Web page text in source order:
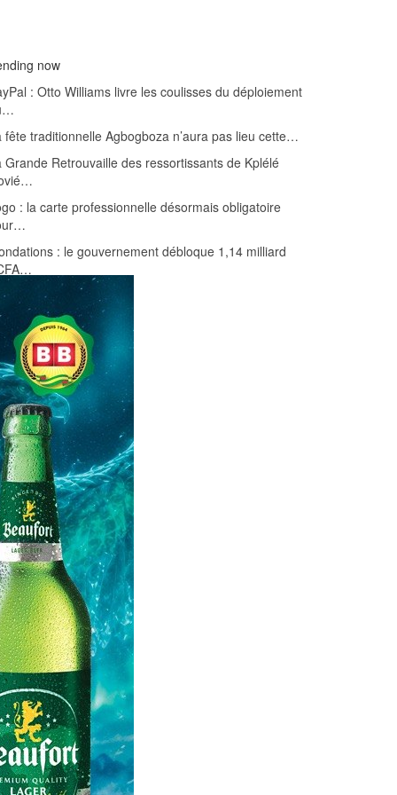
now
: Otto Williams livre les coulisses du déploiement
fête traditionnelle Agbogboza n’aura pas lieu cette…
Grande Retrouvaille des ressortissants de Kplélé
: la carte professionnelle désormais obligatoire
: le gouvernement débloque 1,14 milliard